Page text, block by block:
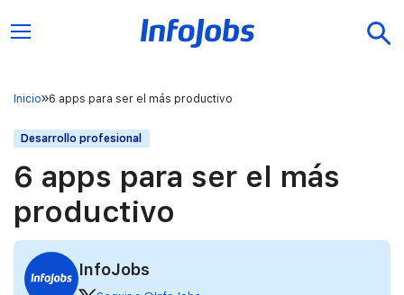
Inicio 6 apps para ser el más productivo
Desarrollo profesional
6 apps para ser el más
productivo
InfoJobs